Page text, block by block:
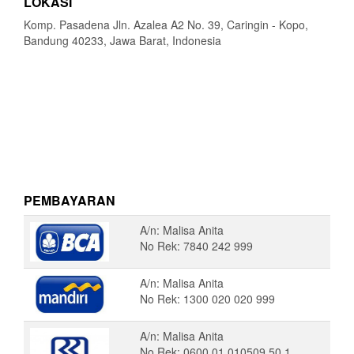
Komp. Pasadena Jln. Azalea A2 No. 39, Caringin - Kopo,
Bandung 40233, Jawa Barat, Indonesia
PEMBAYARAN
A/n: Malisa Anita
No Rek: 7840 242 999
A/n: Malisa Anita
No Rek: 1300 020 020 999
A/n: Malisa Anita